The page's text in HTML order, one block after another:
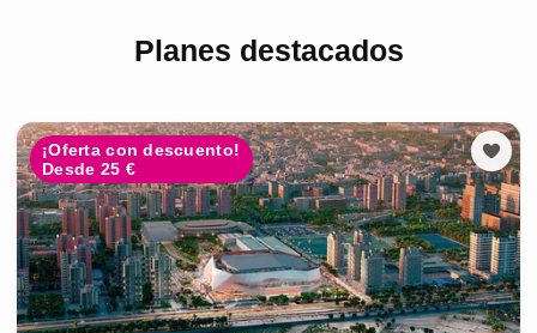
Planes destacados
¡Oferta con descuento!
Desde 25 €